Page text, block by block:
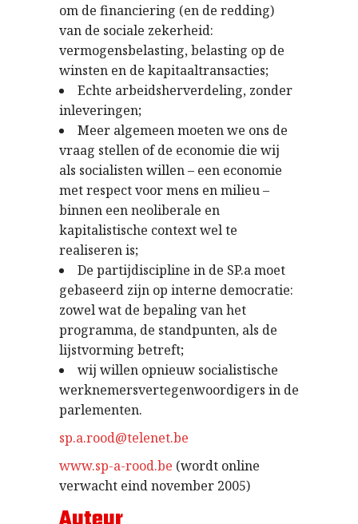
om de financiering (en de redding)
van de sociale zekerheid:
vermogensbelasting, belasting op de
winsten en de kapitaaltransacties;
Echte arbeidsherverdeling, zonder
inleveringen;
Meer algemeen moeten we ons de
vraag stellen of de economie die wij
als socialisten willen – een economie
met respect voor mens en milieu –
binnen een neoliberale en
kapitalistische context wel te
realiseren is;
De partijdiscipline in de SP.a moet
gebaseerd zijn op interne democratie:
zowel wat de bepaling van het
programma, de standpunten, als de
lijstvorming betreft;
wij willen opnieuw socialistische
werknemersvertegenwoordigers in de
parlementen.
sp.a.rood@telenet.be
www.sp-a-rood.be (wordt online
verwacht eind november 2005)